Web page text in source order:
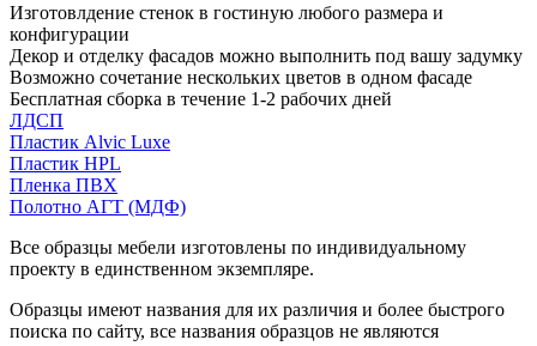
Изготовлдение стенок в гостиную любого размера и
конфигурации
Декор и отделку фасадов можно выполнить под вашу задумку
Возможно сочетание нескольких цветов в одном фасаде
Бесплатная сборка в течение 1-2 рабочих дней
ЛДСП
Пластик Alvic Luxe
Пластик HPL
Пленка ПВХ
Полотно АГТ (МДФ)
Все образцы мебели изготовлены по индивидуальному
проекту в единственном экземпляре.
Образцы имеют названия для их различия и более быстрого
поиска по сайту, все названия образцов не являются